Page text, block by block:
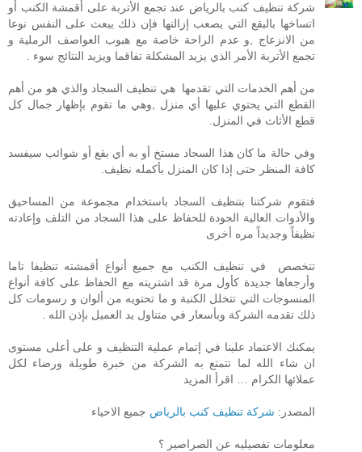
شركة تنظيف كنب بالرياض عند تجمع الأتربة على أقمشة الكنب أو
اتساخها بالبقع التي يصعب إزالتها فإن ذلك يبعث على النفس نوعا
من الانزعاج ,و عدم الراحة خاصة مع هبوب العواصف الرملية و
تجمع الأتربة الأمر الذي يزيد المشكلة تفاقما ويزيد النتائج سوء .
من أهم الخدمات التي تقدمها هي تنظيف السجاد والذي هو من أهم
القطع التي يحتوي عليها أي منزل ,وهي ما تقوم بإظهار جمال كل
قطع الأثاث في المنزل.
وفي حالة ما كان هذا السجاد مستخ أو به أي بقع أو شوائب سيفسد
كافة المنظر حتى إذا كان المنزل بأكمله نظيف.
فتقوم شركتنا بتنظيف السجاد باستخدام مجموعة من المساحيق
والأدوات العالية الجودة للحفاظ على هذا السجاد من التلف وإعادته
نظيفاً وجديداً مره أخرى
تتخصص في تنظيف الكنب مع جميع أنواع أقمشته تنظيفا تاما
وأرجعاها جديدة كأول مرة قد اشتريته مع الحفاظ على كافة أنواع
المنسوجات التي تتخلل الكنبة و ما تحتويه من ألوان و رسومات كل
ذلك تقدمه الشركة وبأسعار في متناول يد العميل بإذن الله .
يمكنك الاعتماد علينا في إتمام عملية التنظيف و على أعلى مستوى
ان شاء الله لما تتمتع به الشركة من خبرة طويلة ورضاء لكل
عملائها الكرام … اقرأ المزيد
المصدر: شركة تنظيف كنب بالرياض جميع الاحياء
معلومات تفصيليه عن الصراصير ؟